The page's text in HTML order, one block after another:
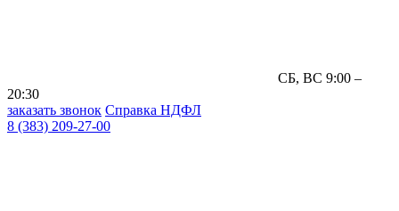
СБ, ВС 9:00 –
20:30
заказать звонок Справка НДФЛ
8 (383) 209-27-00